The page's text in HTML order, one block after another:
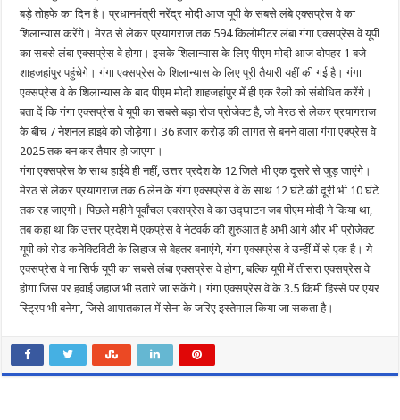
बड़े तोहफे का दिन है। प्रधानमंत्री नरेंद्र मोदी आज यूपी के सबसे लंबे एक्सप्रेस वे का
शिलान्यास करेंगे। मेरठ से लेकर प्रयागराज तक 594 किलोमीटर लंबा गंगा एक्सप्रेस वे यूपी
का सबसे लंबा एक्सप्रेस वे होगा। इसके शिलान्यास के लिए पीएम मोदी आज दोपहर 1 बजे
शाहजहांपुर पहुंचेगे। गंगा एक्सप्रेस के शिलान्यास के लिए पूरी तैयारी यहीं की गई है। गंगा
एक्सप्रेस वे के शिलान्यास के बाद पीएम मोदी शाहजहांपुर में ही एक रैली को संबोधित करेंगे।
बता दें कि गंगा एक्सप्रेस वे यूपी का सबसे बड़ा रोज प्रोजेक्ट है, जो मेरठ से लेकर प्रयागराज
के बीच 7 नेशनल हाइवे को जोड़ेगा। 36 हजार करोड़ की लागत से बनने वाला गंगा एक्प्रेस वे
2025 तक बन कर तैयार हो जाएगा।
गंगा एक्सप्रेस के साथ हाईवे ही नहीं, उत्तर प्रदेश के 12 जिले भी एक दूसरे से जुड़ जाएंगे।
मेरठ से लेकर प्रयागराज तक 6 लेन के गंगा एक्सप्रेस वे के साथ 12 घंटे की दूरी भी 10 घंटे
तक रह जाएगी। पिछले महीने पूर्वांचल एक्सप्रेस वे का उद्घाटन जब पीएम मोदी ने किया था,
तब कहा था कि उत्तर प्रदेश में एकप्रेस वे नेटवर्क की शुरुआत है अभी आगे और भी प्रोजेक्ट
यूपी को रोड कनेक्टिविटी के लिहाज से बेहतर बनाएंगे, गंगा एक्सप्रेस वे उन्हीं में से एक है। ये
एक्सप्रेस वे ना सिर्फ यूपी का सबसे लंबा एक्सप्रेस वे होगा, बल्कि यूपी में तीसरा एक्सप्रेस वे
होगा जिस पर हवाई जहाज भी उतारे जा सकेंगे। गंगा एक्सप्रेस वे के 3.5 किमी हिस्से पर एयर
स्ट्रिप भी बनेगा, जिसे आपातकाल में सेना के जरिए इस्तेमाल किया जा सकता है।